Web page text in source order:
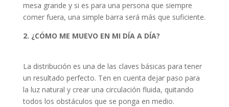
mesa grande y si es para una persona que siempre
comer fuera, una simple barra será más que suficiente.
2. ¿CÓMO ME MUEVO EN MI DÍA A DÍA?
La distribución es una de las claves básicas para tener
un resultado perfecto. Ten en cuenta dejar paso para
la luz natural y crear una circulación fluida, quitando
todos los obstáculos que se ponga en medio.